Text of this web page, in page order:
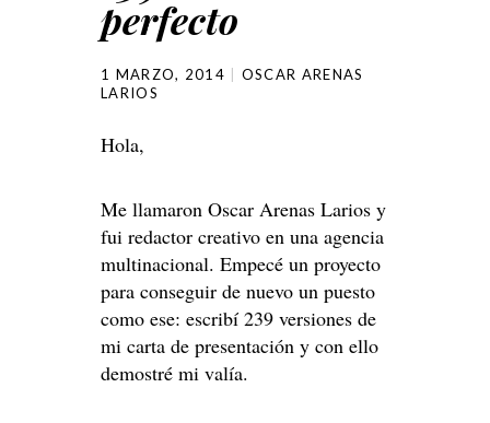
perfecto
1 MARZO, 2014
OSCAR ARENAS
LARIOS
Hola,
Me llamaron Oscar Arenas Larios y
fui redactor creativo en una agencia
multinacional. Empecé un proyecto
para conseguir de nuevo un puesto
como ese: escribí 239 versiones de
mi carta de presentación y con ello
demostré mi valía.